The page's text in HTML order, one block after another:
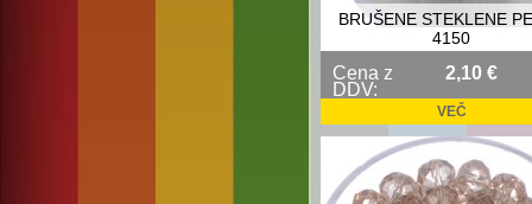
BRUŠENE STEKLENE
4150
Cena z
DDV:
2,10 €
VEČ